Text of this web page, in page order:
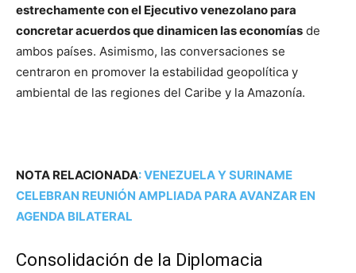
estrechamente con el Ejecutivo venezolano para
concretar acuerdos que dinamicen las economías de
ambos países. Asimismo, las conversaciones se
centraron en promover la estabilidad geopolítica y
ambiental de las regiones del Caribe y la Amazonía.
NOTA RELACIONADA:VENEZUELA Y SURINAME
CELEBRAN REUNIÓN AMPLIADA PARA AVANZAR EN
AGENDA BILATERAL
Consolidación de la Diplomacia